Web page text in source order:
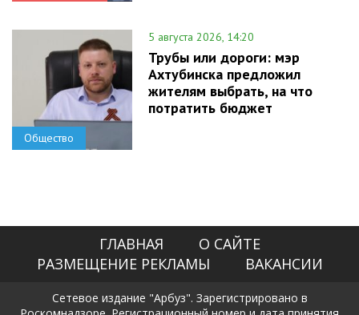
Общество
5 августа 2026, 14:20
Трубы или дороги: мэр
Ахтубинска предложил
жителям выбрать, на что
потратить бюджет
ГЛАВНАЯ
О САЙТЕ
РАЗМЕЩЕНИЕ РЕКЛАМЫ
ВАКАНСИИ
Сетевое издание "Арбуз". Зарегистрировано в